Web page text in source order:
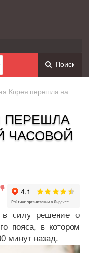
Поиск
Корея перешла на
ПЕРЕШЛА
ЧАСОВОЙ
в силу решение о
пояса, в котором
минут назад.